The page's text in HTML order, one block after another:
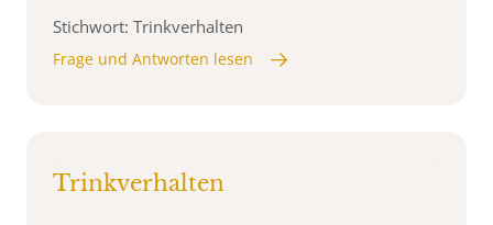
Stichwort: Trinkverhalten
Frage und Antworten lesen
Trinkverhalten